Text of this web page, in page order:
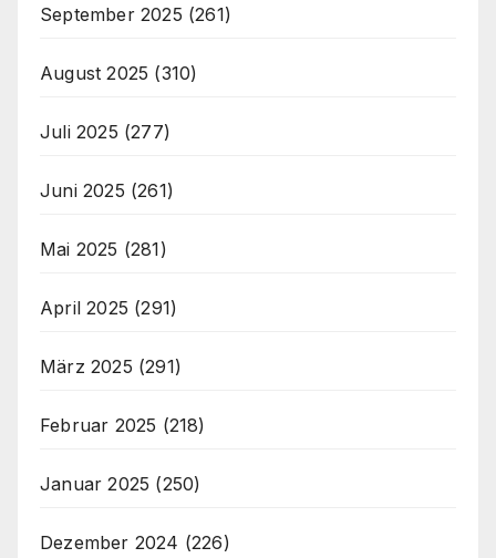
September 2025 (261)
August 2025 (310)
Juli 2025 (277)
Juni 2025 (261)
Mai 2025 (281)
April 2025 (291)
März 2025 (291)
Februar 2025 (218)
Januar 2025 (250)
Dezember 2024 (226)